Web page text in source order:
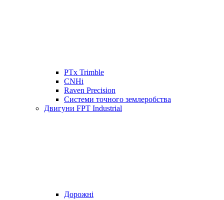
PTx Trimble
CNHi
Raven Precision
Системи точного землеробства
Двигуни FPT Industrial
Дорожні